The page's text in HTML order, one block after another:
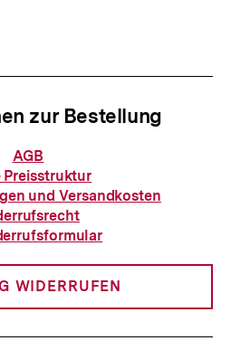
zur Bestellung
Informationen
zur
Bestellung
AGB
Preisstruktur
und Versandkosten
WIDERRUFEN